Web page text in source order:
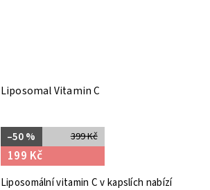
Liposomal Vitamin C
399 Kč
–50 %
199 Kč
Liposomální vitamin C v kapslích nabízí